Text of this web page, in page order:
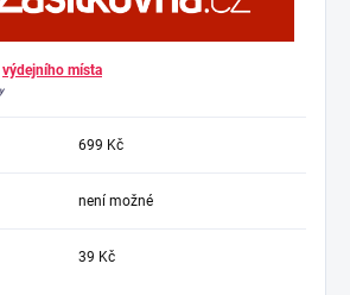
výdejního místa
699 Kč
není možné
39 Kč